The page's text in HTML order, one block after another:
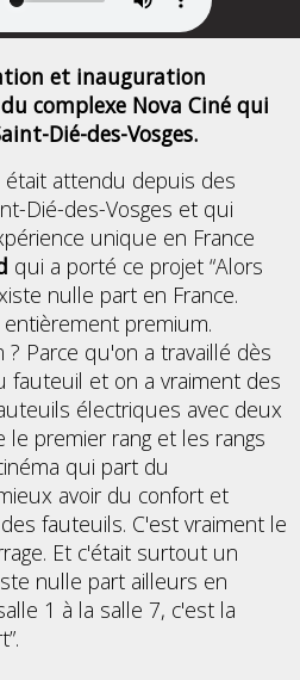
et inauguration
complexe Nova Ciné qui
Dié-des-Vosges.
attendu depuis des
Dié-des-Vosges et qui
unique en France
qui a porté ce projet “Alors
nulle part en France.
premium.
Parce qu'on a travaillé dès
fauteuil et on a vraiment des
électriques avec deux
premier rang et les rangs
qui part du
avoir du confort et
fauteuils. C'est vraiment le
Et c'était surtout un
nulle part ailleurs en
1 à la salle 7, c'est la